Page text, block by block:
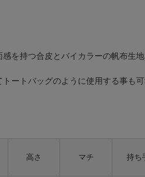
感を持つ合皮とバイカラーの帆布生
ートバッグのように使用する事も
高さ マチ 持ち